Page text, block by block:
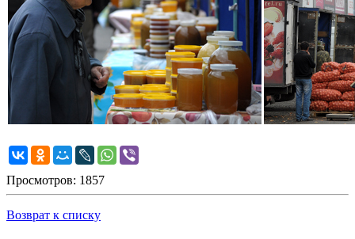
Просмотров: 1857
Возврат к списку